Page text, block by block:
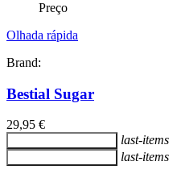
Preço
Olhada rápida
Brand:
Bestial Sugar
29,95 €
last-items
last-items